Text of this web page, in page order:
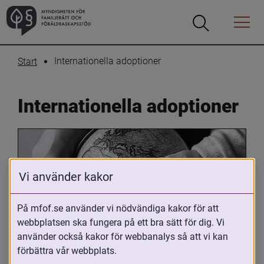
Öppna
Öppna
Menyn
Start Internationella adoptioner
Internationella adoptioner
Oavsett om du är adopterad,
adoptivförälder eller arbetar med
Vi använder kakor
På mfof.se använder vi nödvändiga kakor för att
webbplatsen ska fungera på ett bra sätt för dig. Vi
använder också kakor för webbanalys så att vi kan
förbättra vår webbplats.